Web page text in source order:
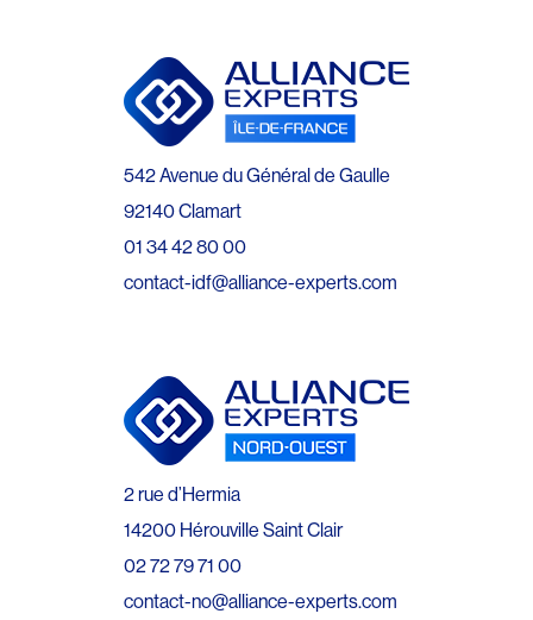
542 Avenue du Général de Gaulle
92140 Clamart
01 34 42 80 00
contact-idf@alliance-experts.com
2 rue d’Hermia
14200 Hérouville Saint Clair
02 72 79 71 00
contact-no@alliance-experts.com